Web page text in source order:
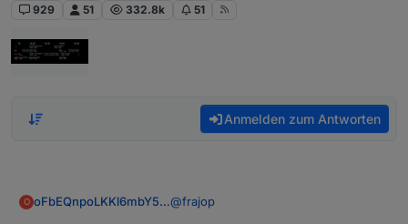
929
51 332.8k 51
Anmelden zum Antworten
O oFbEQnpoLKKl6mbY5e13@frajop